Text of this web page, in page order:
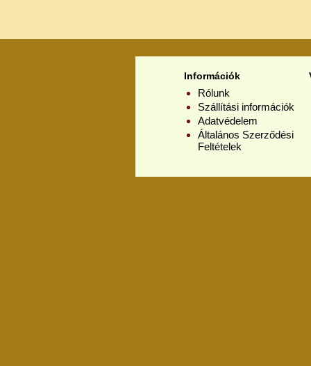
Információk
Rólunk
Szállítási információk
Adatvédelem
Általános Szerződési
Feltételek